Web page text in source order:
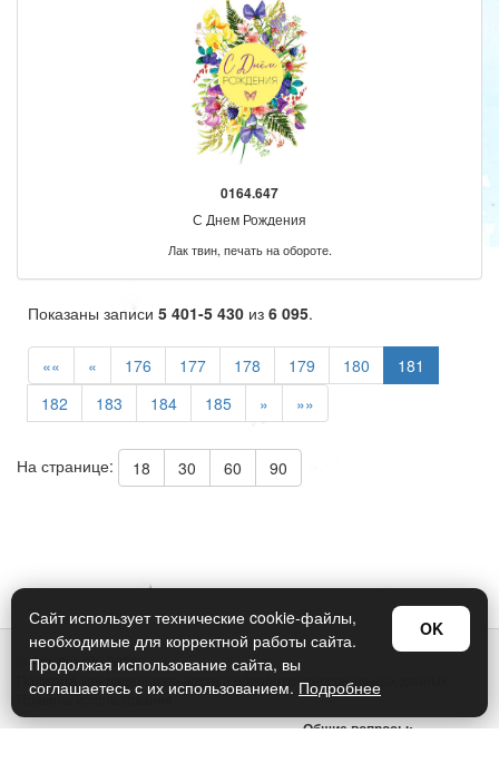
0164.647
С Днем Рождения
Лак твин, печать на обороте.
Показаны записи 5 401-5 430 из 6 095.
«« « 176 177 178 179 180
181
182
183 184 185 » »»
На странице: 18 30 60 90
© Арт Дизайн 2026
Политика конфиденциальности и обработки персональных данных
Правила использования
Общие вопросы:
Сайт использует технические cookie-файлы,
необходимые для корректной работы сайта.
Продолжая использование сайта, вы
соглашаетесь с их использованием. Подробнее
OK